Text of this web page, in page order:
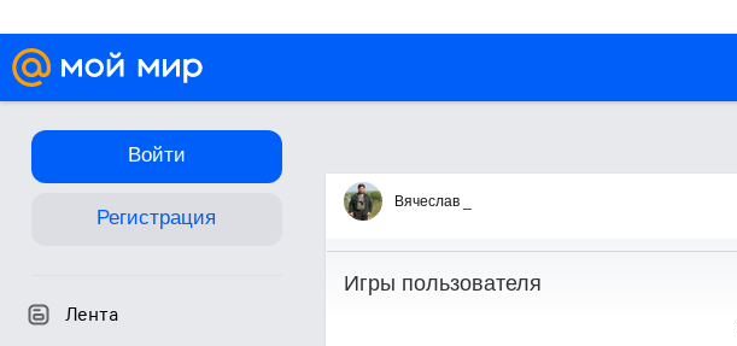
Войти
Регистрация
Лента
Вячеслав _
Игры
Игры пользователя